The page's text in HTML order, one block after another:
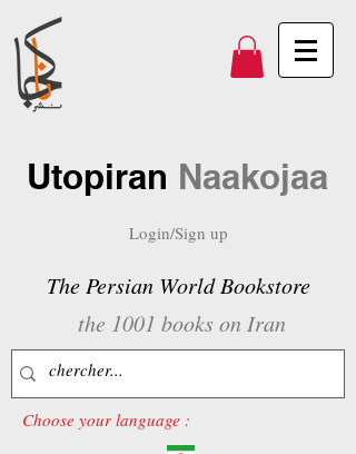
Utopiran Naakojaa
Login/Sign up
The Persian World Bookstore
the 1001 books on Iran
Choose your language :